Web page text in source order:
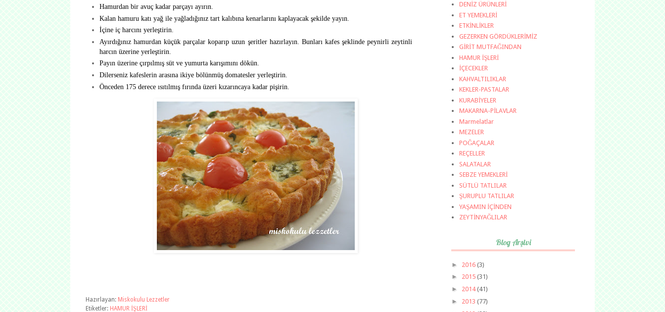
Hamurdan bir avuç kadar parçayı ayırın.
Kalan hamuru katı yağ ile yağladığınız tart kalıbına kenarlarını kaplayacak şekilde yayın.
İçine iç harcını yerleştirin.
Ayırdığınız hamurdan küçük parçalar koparıp uzun şeritler hazırlayın. Bunları kafes şeklinde peynirli zeytinli
harcın üzerine yerleştirin.
Payın üzerine çırpılmış süt ve yumurta karışımını dökün.
Dilerseniz kafeslerin arasına ikiye bölünmüş domatesler yerleştirin.
Önceden 175 derece ısıtılmış fırında üzeri kızarıncaya kadar pişirin.
Hazırlayan: Miskokulu Lezzetler
Etiketler: HAMUR İŞLERİ
DENİZ ÜRÜNLERİ
ET YEMEKLERİ
ETKİNLİKLER
GEZERKEN GÖRDÜKLERİMİZ
GİRİT MUTFAĞINDAN
HAMUR İŞLERİ
İÇECEKLER
KAHVALTILIKLAR
KEKLER-PASTALAR
KURABİYELER
MAKARNA-PİLAVLAR
Marmelatlar
MEZELER
POĞAÇALAR
REÇELLER
SALATALAR
SEBZE YEMEKLERİ
SÜTLÜ TATLILAR
ŞURUPLU TATLILAR
YAŞAMIN İÇİNDEN
ZEYTİNYAĞLILAR
Blog Arşivi
► 2016 (3)
► 2015 (31)
► 2014(41)
► 2013 (77)